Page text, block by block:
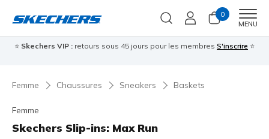
0
MENU
⭐ Skechers VIP : retours sous 45 jours pour les membres S'inscrire ⭐
Femme Chaussures Sneakers Baskets
Femme
Skechers Slip-ins: Max Run